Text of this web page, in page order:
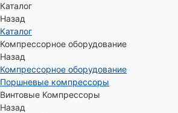
Каталог
Назад
Каталог
Компрессорное оборудование
Назад
Компрессорное оборудование
Поршневые компрессоры
Винтовые Компрессоры
Назад